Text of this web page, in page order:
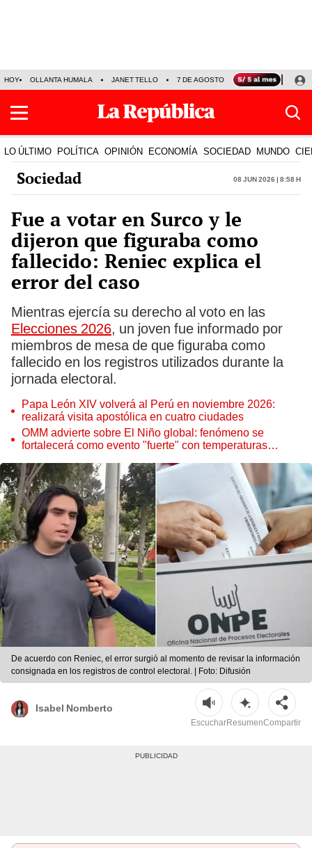
HOY OLLANTA HUMALA JANET TELLO 7 DE AGOSTO TINKA RESULTADOS
LO ÚLTIMO POLÍTICA OPINIÓN ECONOMÍA SOCIEDAD MUNDO
Sociedad 08 Jun 2026 | 8:58 h
Fue a votar en Surco y le
dijeron que figuraba como
fallecido: Reniec explica el
error del caso
Mientras ejercía su derecho al voto en las
Elecciones 2026, un joven fue informado por
miembros de mesa de que figuraba como
fallecido en los registros utilizados durante la
jornada electoral.
Papa León XIV volverá al Perú en noviembre 2026:
realizará visita apostólica en cuatro ciudades
OMM advierte sobre El Niño global: fenómeno se
fortalecerá como evento "fuerte" con temperaturas
De acuerdo con Reniec, el error surgió al momento de revisar la información
consignada en los registros de control electoral. | Foto: Difusión
Isabel Nomberto
EscucharResumenCompartir